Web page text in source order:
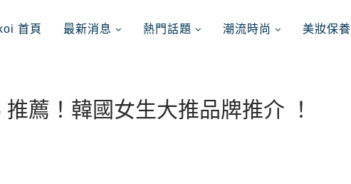
首頁 最新消息 熱門話題 潮流時尚 美妝保養
薦！韓國女生大推品牌推介 ！